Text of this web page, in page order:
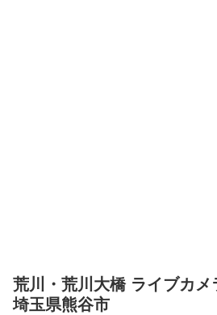
荒川・荒川大橋 ライブカ
埼玉県熊谷市